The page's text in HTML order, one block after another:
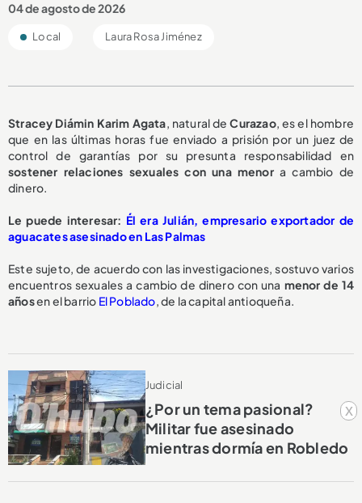
x
04 de agosto de 2026
Local Laura Rosa Jiménez
Stracey Diámin Karim Agata, natural deCurazao, es el hombre
que en las últimas horas fue enviado a prisión por un juez de
control de garantías por su presunta responsabilidad en
sostener relaciones sexuales con una menora cambio de
dinero.
Le puede interesar: Él era Julián, empresario exportador de
aguacates asesinado en Las Palmas
Este sujeto, de acuerdo con las investigaciones, sostuvo varios
encuentros sexuales a cambio de dinero con una menor de 14
añosen el barrio El Poblado, de la capital antioqueña.
Judicial
¿Por un tema pasional?
Militar fue asesinado
mientras dormía en Robledo